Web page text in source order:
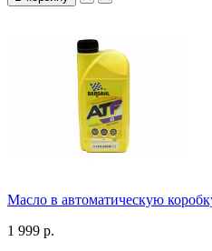
Масло в автоматическую
1 999 р.